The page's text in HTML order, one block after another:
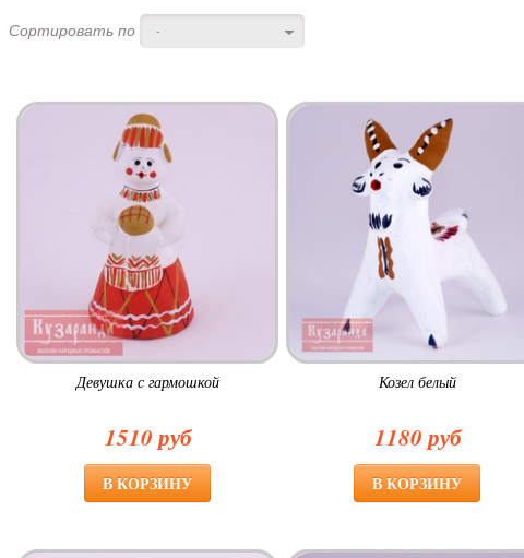
Сортировать по
-
Девушка с гармошкой
1510 руб
Козел белый
1180 руб